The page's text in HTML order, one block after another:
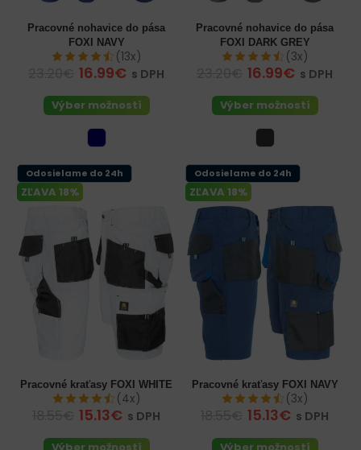
Pracovné nohavice do pása
FOXI NAVY
(13x)
16.99€ s DPH
Výber možností
Pracovné nohavice do pása
FOXI DARK GREY
(3x)
16.99€ s DPH
Výber možností
ZĽAVA 18%
Odosielame do 24h
Pracovné kraťasy FOXI WHITE
(4x)
15.13€ s DPH
ZĽAVA 18%
Odosielame do 24h
Pracovné kraťasy FOXI NAVY
(3x)
15.13€ s DPH